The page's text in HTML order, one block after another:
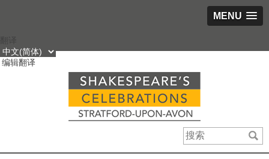
MENU
到
内
编辑翻译